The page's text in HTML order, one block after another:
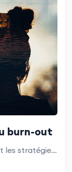
burn-out
Comprendre les signaux de stress et les stratégies de gestion du stress en milieu de travail.